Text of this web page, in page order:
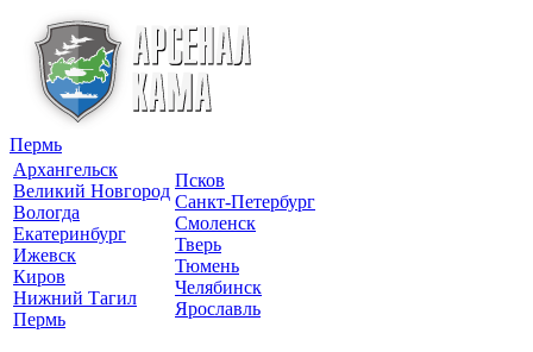
Пермь
Архангельск
Великий Новгород
Вологда
Екатеринбург
Ижевск
Киров
Нижний Тагил
Пермь
Псков
Санкт-Петербург
Смоленск
Тверь
Тюмень
Челябинск
Ярославль